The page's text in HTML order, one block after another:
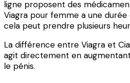
ligne proposent des
Viagra pour femme a une durée
cela peut prendre plusieurs
La différence entre Viagra et
agit directement en
le pénis.